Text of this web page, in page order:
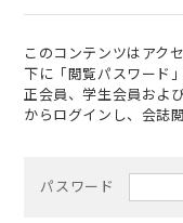
このコンテンツはアク
下に「閲覧パスワード
正会員、学生会員およ
からログインし、会誌